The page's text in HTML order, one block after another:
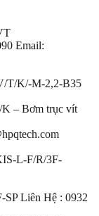
Email:
T/K/-M-2,2-B35
– Bơm trục vít
L-F/R/3F-
Liên Hệ : 0932